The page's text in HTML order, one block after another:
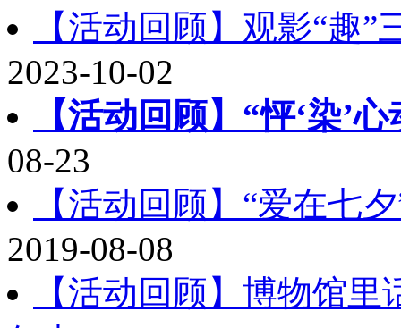
【活动回顾】观影“
2023-10-02
【活动回顾】“怦‘染’
08-23
【活动回顾】“爱在七
2019-08-08
【活动回顾】博物馆